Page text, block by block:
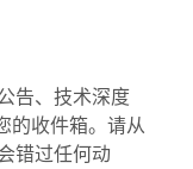
告、技术深度
的收件箱。请从
错过任何动